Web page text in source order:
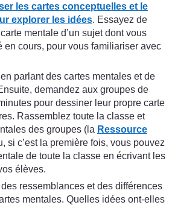
les cartes conceptuelles et le
explorer les idées. Essayez de
mentale d’un sujet dont vous
en cours, pour vous familiariser avec
parlant des cartes mentales et de
demandez aux groupes de
pour dessiner leur propre carte
Rassemblez toute la classe et
des groupes (la Ressource
si c’est la première fois, vous pouvez
de toute la classe en écrivant les
élèves.
ressemblances et des différences
mentales. Quelles idées ont-elles